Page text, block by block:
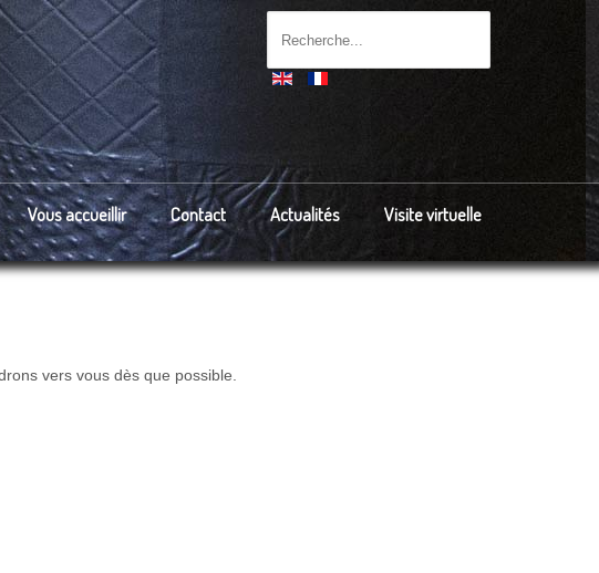
Vous accueillir Contact Actualités Visite virtuelle
vers vous dès que possible.